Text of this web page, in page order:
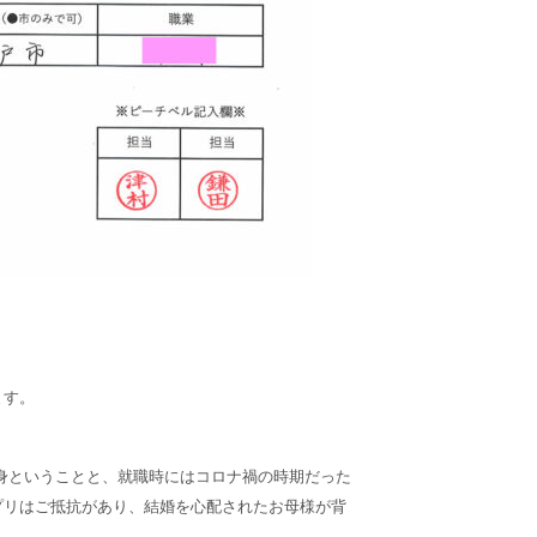
。
いうことと、就職時にはコロナ禍の時期だった
はご抵抗があり、結婚を心配されたお母様が背